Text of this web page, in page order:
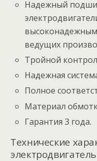
Надежный
ведущих
Тройной
Надежная
Полное
Материал
Гарантия 3 года.
Технические